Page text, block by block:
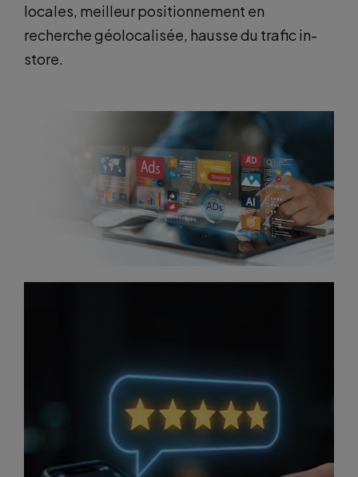
locales, meilleur positionnement en
recherche géolocalisée, hausse du trafic in-
store.